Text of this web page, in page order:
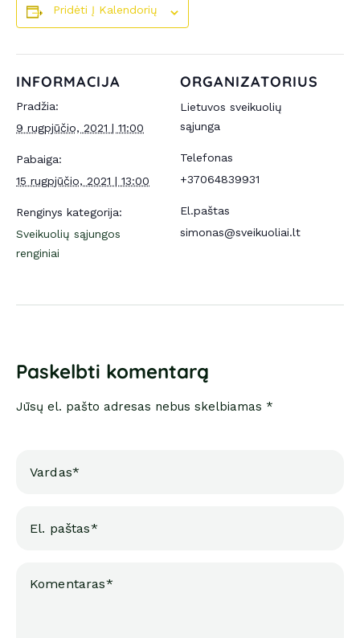
Pridėti Į Kalendorių
INFORMACIJA
Pradžia:
9 rugpjūčio, 2021 | 11:00
Pabaiga:
15 rugpjūčio, 2021 | 13:00
Renginys kategorija:
Sveikuolių sąjungos
renginiai
ORGANIZATORIUS
Lietuvos sveikuolių
sąjunga
Telefonas
+37064839931
El.paštas
simonas@sveikuoliai.lt
Paskelbti komentarą
Jūsų el. pašto adresas nebus skelbiamas *